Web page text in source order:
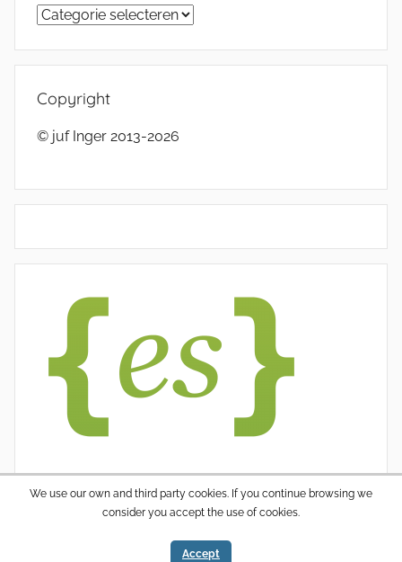
Categorieën
Copyright
© juf Inger 2013-2026
We use our own and third party cookies. If you continue browsing we
consider you accept the use of cookies.
Accept